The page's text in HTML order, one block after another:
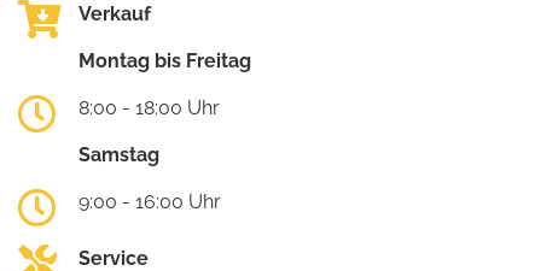
Verkauf
Montag bis Freitag
8:00 - 18:00 Uhr
Samstag
9:00 - 16:00 Uhr
Service